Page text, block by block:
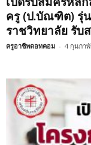
ครู (ป.บัณฑิต) รุ่
ราชวิทยาลัย รับ
ครูอาชีพดอทคอม - 4 กุมภา